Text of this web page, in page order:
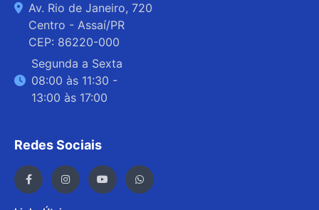
Av. Rio de Janeiro, 720
Centro - Assaí/PR
CEP: 86220-000
Segunda a Sexta
08:00 às 11:30 -
13:00 às 17:00
Redes Sociais